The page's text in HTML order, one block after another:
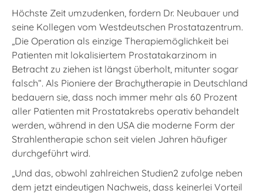
Höchste Zeit umzudenken, fordern Dr. Neubauer und
seine Kollegen vom Westdeutschen Prostatazentrum.
„Die Operation als einzige Therapiemöglichkeit bei
Patienten mit lokalisiertem Prostatakarzinom in
Betracht zu ziehen ist längst überholt, mitunter sogar
falsch“. Als Pioniere der Brachytherapie in Deutschland
bedauern sie, dass noch immer mehr als 60 Prozent
aller Patienten mit Prostatakrebs operativ behandelt
werden, während in den USA die moderne Form der
Strahlentherapie schon seit vielen Jahren häufiger
durchgeführt wird.
„Und das, obwohl zahlreichen Studien2 zufolge neben
dem jetzt eindeutigen Nachweis, dass keinerlei Vorteil